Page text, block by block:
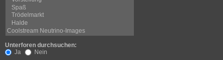
Unterforen durchsuchen:
Ja
Nein